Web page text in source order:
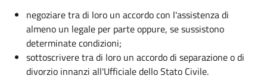
negoziare tra di loro un accordo con l'assistenza di
almeno un legale per parte oppure, se sussistono
determinate condizioni;
sottoscrivere tra di loro un accordo di separazione o di
divorzio innanzi all'Ufficiale dello Stato Civile.